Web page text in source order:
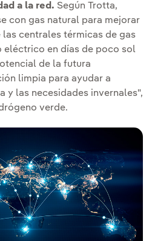
a la red. Según Trotta,
con gas natural para mejorar
centrales térmicas de gas
eléctrico en días de poco sol
de la futura
limpia para ayudar a
y las necesidades invernales",
verde.